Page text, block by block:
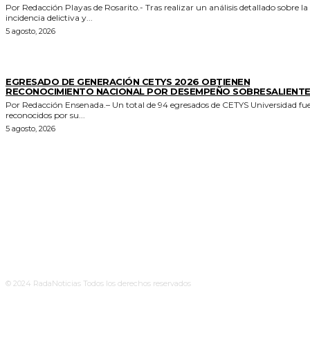
Por Redacción Playas de Rosarito.- Tras realizar un análisis detallado sobre la
incidencia delictiva y...
5 agosto, 2026
EGRESADO DE GENERACIÓN CETYS 2026 OBTIENEN
RECONOCIMIENTO NACIONAL POR DESEMPEÑO SOBRESALIENTE
Por Redacción Ensenada.– Un total de 94 egresados de CETYS Universidad
reconocidos por su...
5 agosto, 2026
© 2024 RadaNoticias Todos los derechos reservados